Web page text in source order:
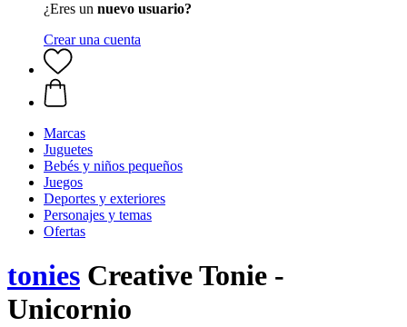
¿Eres un nuevo usuario?
Crear una cuenta
Marcas
Juguetes
Bebés y niños pequeños
Juegos
Deportes y exteriores
Personajes y temas
Ofertas
tonies Creative Tonie -
Unicornio